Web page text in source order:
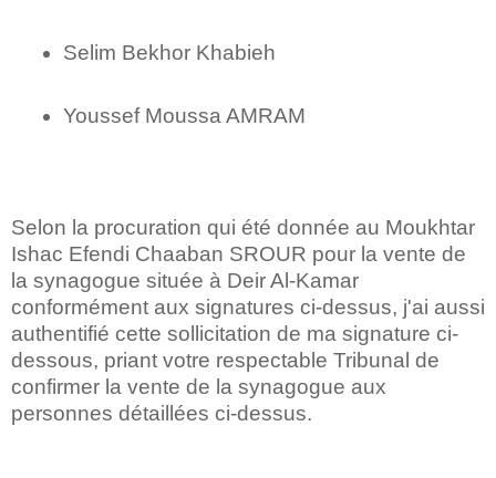
Selim Bekhor Khabieh
Youssef Moussa AMRAM
Selon la procuration qui été donnée au Moukhtar
Ishac Efendi Chaaban SROUR pour la vente de
la synagogue située à Deir Al-Kamar
conformément aux signatures ci-dessus, j'ai aussi
authentifié cette sollicitation de ma signature ci-
dessous, priant votre respectable Tribunal de
confirmer la vente de la synagogue aux
personnes détaillées ci-dessus.